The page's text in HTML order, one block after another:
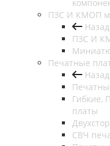
ПЗС И КМОП
Назад
ПЗС И
Печатные
Назад
Гибкие,
платы
СВЧ